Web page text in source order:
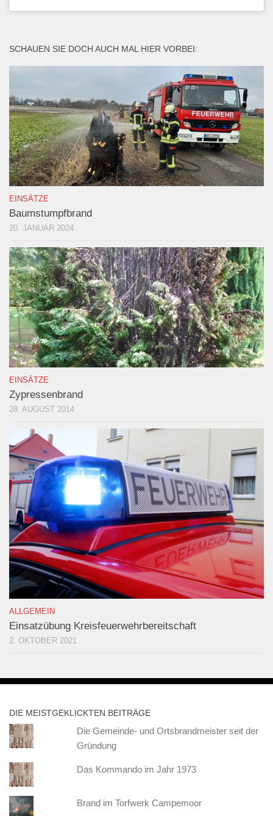
SCHAUEN SIE DOCH AUCH MAL HIER VORBEI:
EINSÄTZE
Baumstumpfbrand
20. JANUAR 2024
EINSÄTZE
Zypressenbrand
28. AUGUST 2014
ALLGEMEIN
Einsatzübung Kreisfeuerwehrbereitschaft
2. OKTOBER 2021
DIE MEISTGEKLICKTEN BEITRÄGE
Die Gemeinde- und Ortsbrandmeister seit der
Gründung
Das Kommando im Jahr 1973
Brand im Torfwerk Campemoor